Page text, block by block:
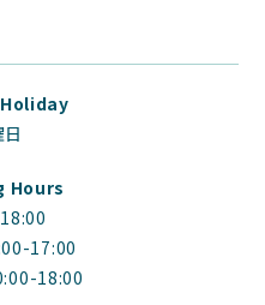
Hours
17:00
18:00